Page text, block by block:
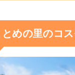
とめの里のコ